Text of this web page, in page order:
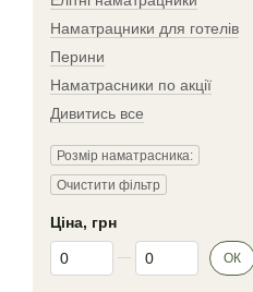
Наматрацники для готелів
Перини
Наматрасники по акції
Дивитись все
Розмір наматрасника:
Очистити фільтр
Ціна, грн
Від Ціна, грн
До Ціна, грн ОК